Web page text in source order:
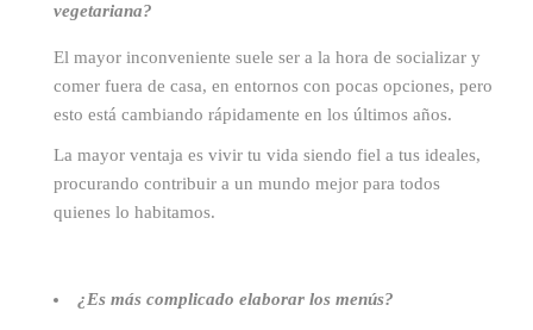
vegetariana?
El mayor inconveniente suele ser a la hora de socializar y
comer fuera de casa, en entornos con pocas opciones, pero
esto está cambiando rápidamente en los últimos años.
La mayor ventaja es vivir tu vida siendo fiel a tus ideales,
procurando contribuir a un mundo mejor para todos
quienes lo habitamos.
¿Es más complicado elaborar los menús?